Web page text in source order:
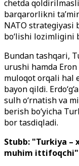
chetda
barqarorlikni
NATO strategiyasi
bo‘lishi lozimligini
Bundan tashqari,
urushi hamda
muloqot orqali hal
bayon qildi.
sulh o‘rnatish va
berish bo‘yicha
bor tasdiqladi.
Stubb: "Turkiya –
muhim ittifoqchi"